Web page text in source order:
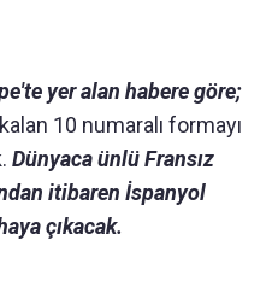
yer alan habere göre;
10 numaralı formayı
Dünyaca ünlü Fransız
itibaren İspanyol
çıkacak.